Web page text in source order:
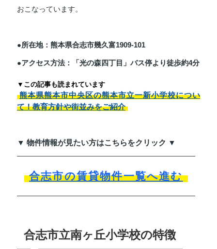
おこなっています。
●所在地：熊本県合志市幾久富1909-101
●アクセス方法：「光の森四丁目」バス停より徒歩約4分
▼この記事も読まれています
熊本県熊本市中央区の熊本市立一新小学校につい
て！教育方針や街並みをご紹介
▼ 物件情報が見たい方はこちらをクリック ▼
合志市の賃貸物件一覧へ進む
合志市立南ヶ丘小学校の特徴